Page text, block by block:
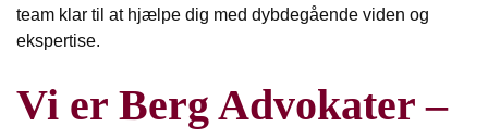
team klar til at hjælpe dig med dybdegående viden og
ekspertise.
Vi er Berg Advokater –